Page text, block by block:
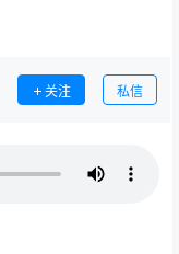
关注 私信